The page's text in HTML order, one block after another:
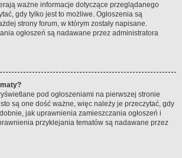
ważne informacje dotyczące przeglądanego
gdy tylko jest to możliwe. Ogłoszenia są
strony forum, w którym zostały napisane.
ogłoszeń są nadawane przez administratora
pod ogłoszeniami na pierwszej stronie
są one dość ważne, więc należy je przeczytać, gdy
jak uprawnienia zamieszczania ogłoszeń i
przyklejania tematów są nadawane przez